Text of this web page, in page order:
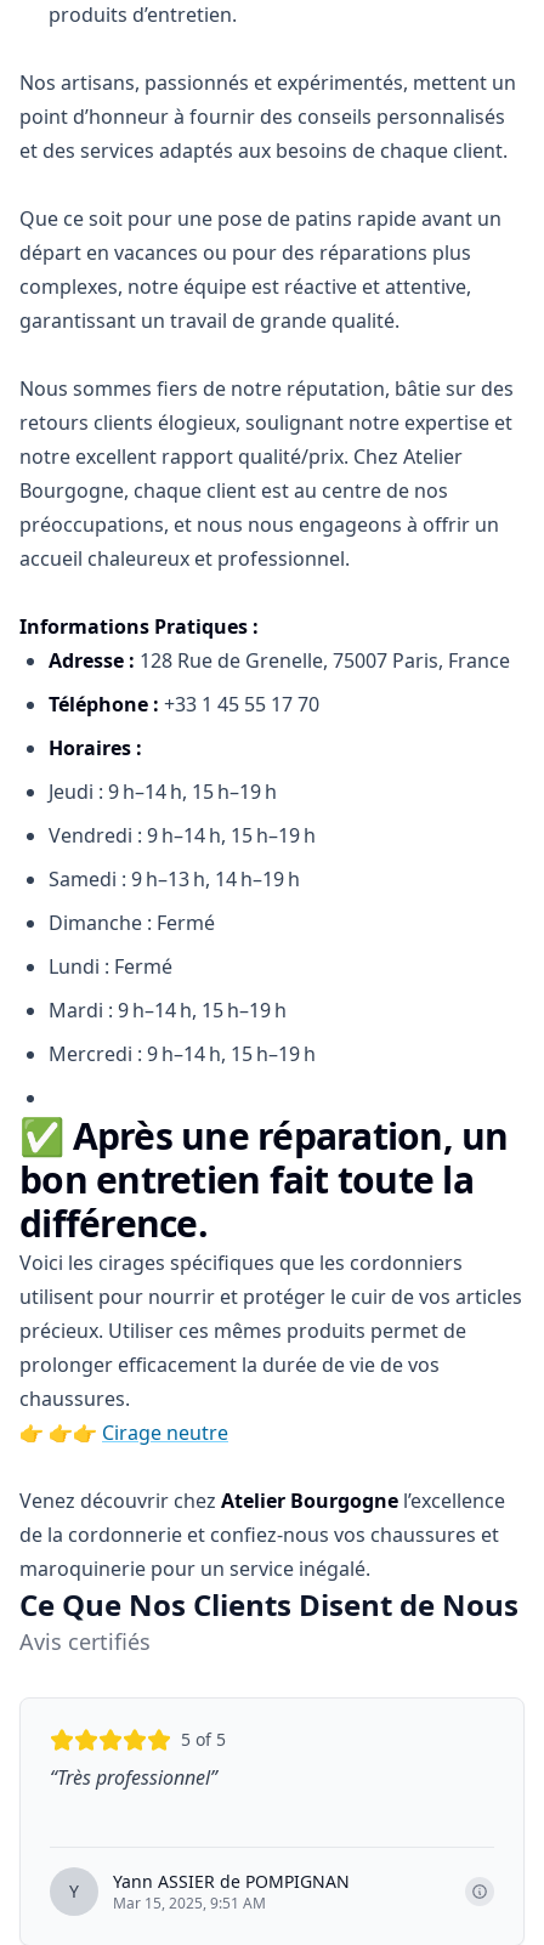
produits d’entretien.
Nos artisans, passionnés et expérimentés, mettent un
point d’honneur à fournir des conseils personnalisés
et des services adaptés aux besoins de chaque client.
Que ce soit pour une pose de patins rapide avant un
départ en vacances ou pour des réparations plus
complexes, notre équipe est réactive et attentive,
garantissant un travail de grande qualité.
Nous sommes fiers de notre réputation, bâtie sur des
retours clients élogieux, soulignant notre expertise et
notre excellent rapport qualité/prix. Chez Atelier
Bourgogne, chaque client est au centre de nos
préoccupations, et nous nous engageons à offrir un
accueil chaleureux et professionnel.
Informations Pratiques :
Adresse : 128 Rue de Grenelle, 75007 Paris, France
Téléphone : +33 1 45 55 17 70
Horaires :
Jeudi : 9 h–14 h, 15 h–19 h
Vendredi : 9 h–14 h, 15 h–19 h
Samedi : 9 h–13 h, 14 h–19 h
Dimanche : Fermé
Lundi : Fermé
Mardi : 9 h–14 h, 15 h–19 h
Mercredi : 9 h–14 h, 15 h–19 h
✅Après une réparation, un
bon entretien fait toute la
différence.
Voici les cirages spécifiques que les cordonniers
utilisent pour nourrir et protéger le cuir de vos articles
précieux. Utiliser ces mêmes produits permet de
prolonger efficacement la durée de vie de vos
chaussures.
👉 👉👉 Cirage neutre
Venez découvrir chez Atelier Bourgogne l’excellence
de la cordonnerie et confiez-nous vos chaussures et
maroquinerie pour un service inégalé.
Ce Que Nos Clients Disent de Nous
Avis certifiés
5 of 5
“Très professionnel”
Y Yann ASSIER de POMPIGNAN
Mar 15, 2025, 9:51 AM